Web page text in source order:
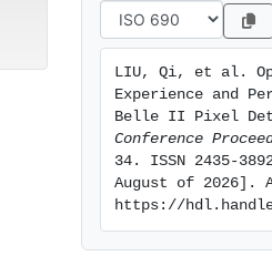
LIU, Qi, et al.
Experience and
Belle II Pixel
Conference
34. ISSN 2435-
August of 2026].
https://